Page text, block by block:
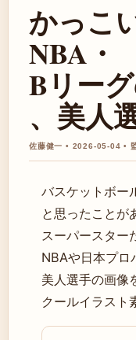
かっこ
NBA・
Bリー
、美人
佐藤健一 • 2026-05-04 •
バスケットボー
と思ったことが
スーパースター
NBAや日本プ
美人選手の画像
クールイラスト